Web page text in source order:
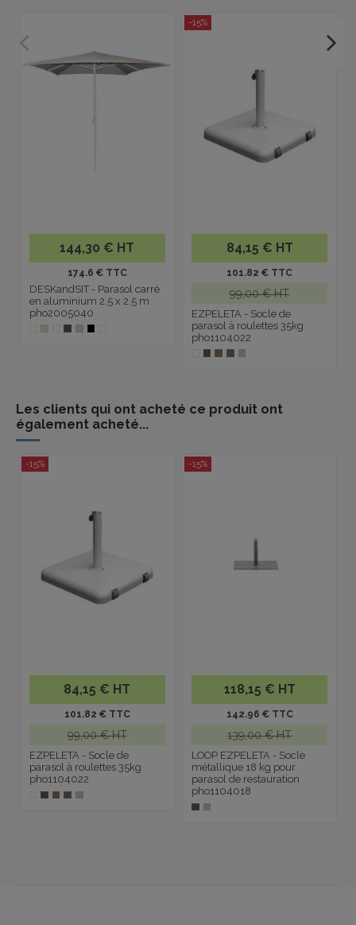
144,30 € HT
174.6 € TTC
DESKandSIT - Parasol carré
en aluminium 2,5 x 2,5 m
pho2005040
-15%
84,15 € HT
101.82 € TTC
99,00 € HT
EZPELETA - Socle de
parasol à roulettes 35kg
pho1104022
Les clients qui ont acheté ce produit ont
également acheté...
-15%
84,15 € HT
101.82 € TTC
99,00 € HT
EZPELETA - Socle de
parasol à roulettes 35kg
pho1104022
-15%
118,15 € HT
142.96 € TTC
139,00 € HT
LOOP EZPELETA - Socle
métallique 18 kg pour
parasol de restauration
pho1104018